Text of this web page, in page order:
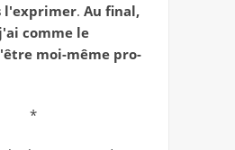
l'exprimer. Au final,
comme le
moi-même pro-
*